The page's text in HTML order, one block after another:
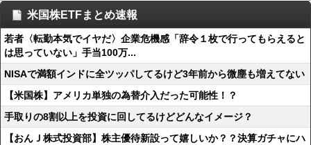
米国株ETFまとめ速報
若者〈転勤本気でイヤだ〉企業危機感「辞令１枚で行ってもらえると
は思っていない」手当100万...
NISAで満額インドに全ツッパしてるけど3年前から微塵も増えてない
【米国株】アメリカ単独の為替介入だった可能性！？
手取りの8割以上を投資に回してるけどどんなイメージ？
【おんＪ株式投資部】株主優待新設って嬉しいか？？決算ガチャにハ